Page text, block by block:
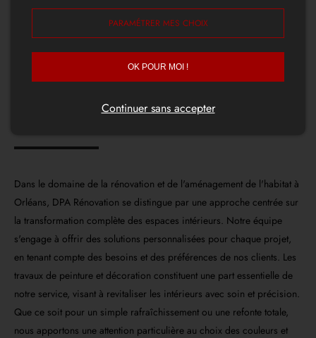
Redonnez vie à votre
habitat avec DPA
Rénovation
Dans le domaine de la rénovation et de l'aménagement de l'habitat à
Orléans, DPA Rénovation se distingue par une approche centrée sur
la transformation complète des espaces intérieurs. Notre équipe
s'engage à offrir des solutions personnalisées pour chaque projet,
en tenant compte des besoins et des préférences de nos clients. Les
travaux de peinture et décoration constituent une part essentielle de
notre service, visant à revitaliser les intérieurs avec soin et précision.
Que ce soit pour un simple rafraîchissement ou une refonte totale,
nous apportons une attention particulière au choix des couleurs et
PARAMÉTRER MES CHOIX
OK POUR MOI !
Continuer sans accepter